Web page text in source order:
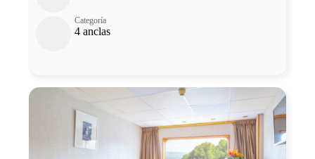
Categoría
4 anclas